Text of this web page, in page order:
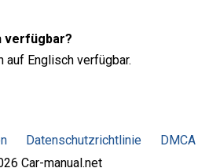
verfügbar?
auf Englisch verfügbar.
Datenschutzrichtlinie
DMCA
Car-manual.net